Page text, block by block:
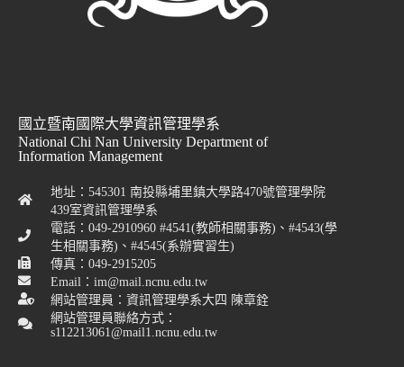
國立暨南國際大學資訊管理學系
National Chi Nan University Department of
Information Management
地址：545301 南投縣埔里鎮大學路470號管理學院
439室資訊管理學系
電話：049-2910960 #4541(教師相關事務)、#4543(學
生相關事務)、#4545(系辦實習生)
傳真：049-2915205
Email：im@mail.ncnu.edu.tw
網站管理員：資訊管理學系大四 陳章銓
網站管理員聯絡方式：
s112213061@mail1.ncnu.edu.tw